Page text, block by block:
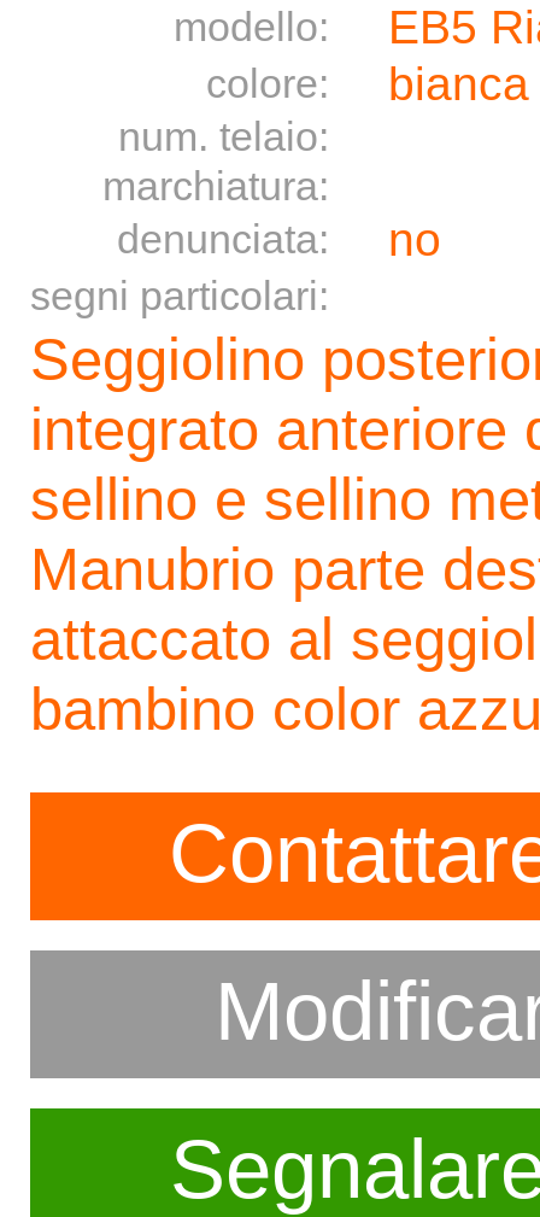
modello: EB5
colore:
num. telaio:
marchiatura:
denunciata:
no
segni particolari:
Seggiolino
integrato anteriore
sellino e sellino
Manubrio parte
attaccato al
bambino color